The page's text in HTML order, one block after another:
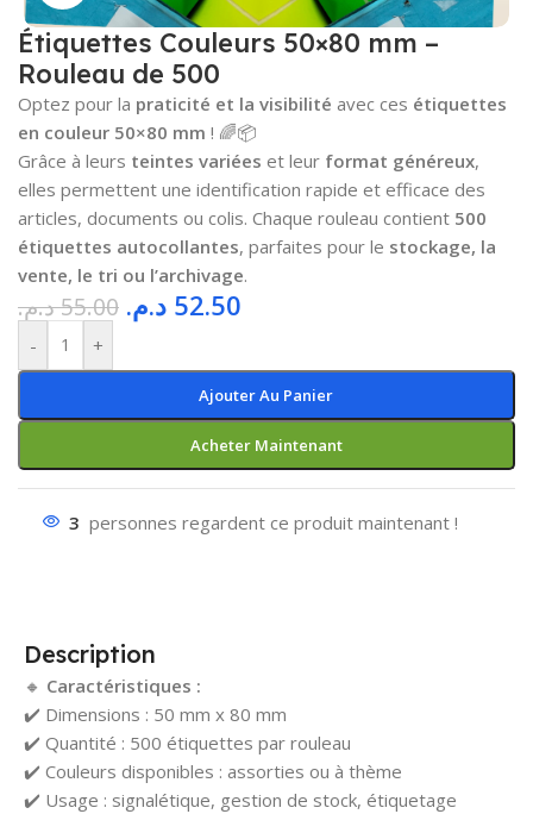
Étiquettes Couleurs 50×80 mm –
Rouleau de 500
Optez pour la praticité et la visibilité avec ces étiquettes
en couleur 50×80 mm ! 🌈📦
Grâce à leurs teintes variées et leur format généreux,
elles permettent une identification rapide et efficace des
articles, documents ou colis. Chaque rouleau contient 500
étiquettes autocollantes, parfaites pour le stockage, la
vente, le tri ou l’archivage.
55.00د.م. 52.50 د.م.
- +
Ajouter Au Panier
Acheter Maintenant
3 personnes regardent ce produit maintenant !
Description
🔸 Caractéristiques :
✔️ Dimensions : 50 mm x 80 mm
✔️ Quantité : 500 étiquettes par rouleau
✔️ Couleurs disponibles : assorties ou à thème
✔️ Usage : signalétique, gestion de stock, étiquetage